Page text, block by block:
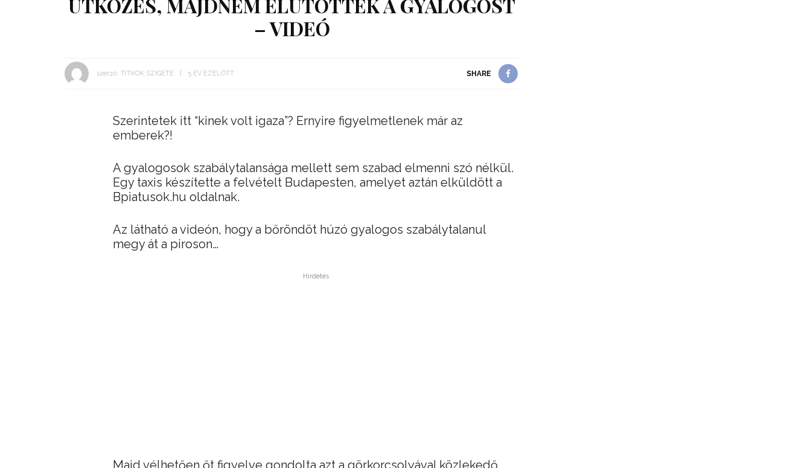
– VIDEÓ
szerző: TITKOK SZIGETE 5 ÉV EZELŐTT SHARE
Szerintetek itt “kinek volt igaza”? Ernyire figyelmetlenek már az
emberek?!
A gyalogosok szabálytalansága mellett sem szabad elmenni szó nélkül.
Egy taxis készítette a felvételt Budapesten, amelyet aztán elküldött a
Bpiatusok.hu oldalnak.
Az látható a videón, hogy a bőröndöt húzó gyalogos szabálytalanul
megy át a piroson…
Hirdetés
Majd vélhetően őt figyelve gondolta azt a görkorcsolyával közlekedő